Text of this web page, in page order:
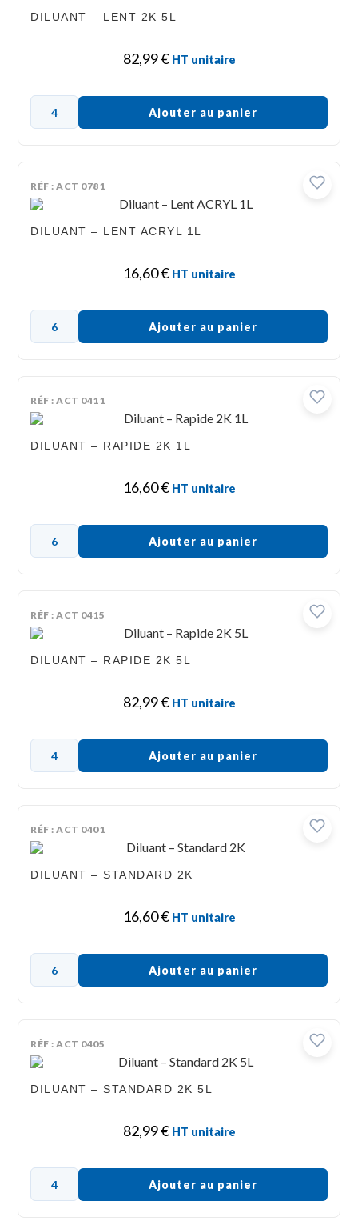
DILUANT – LENT 2K 5L
82,99€ HT unitaire
Ajouter au panier
RÉF : ACT 0781
DILUANT – LENT ACRYL 1L
16,60€ HT unitaire
Ajouter au panier
RÉF : ACT 0411
DILUANT – RAPIDE 2K 1L
16,60€ HT unitaire
Ajouter au panier
RÉF : ACT 0415
DILUANT – RAPIDE 2K 5L
82,99€ HT unitaire
Ajouter au panier
RÉF : ACT 0401
DILUANT – STANDARD 2K
16,60€ HT unitaire
Ajouter au panier
RÉF : ACT 0405
DILUANT – STANDARD 2K 5L
82,99€ HT unitaire
Ajouter au panier